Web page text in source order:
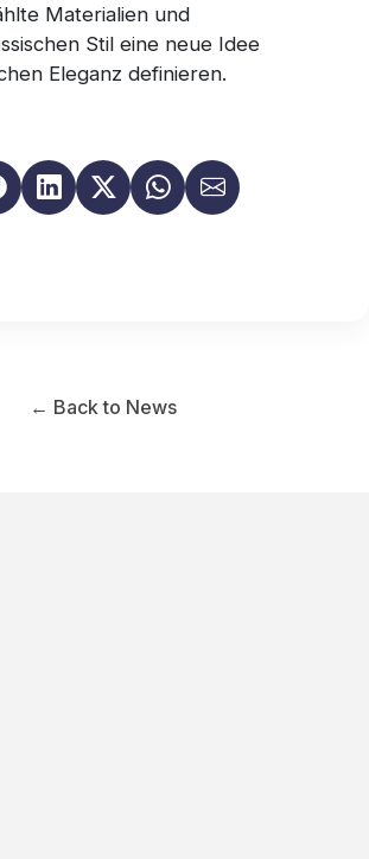
Materialien und
Stil eine neue Idee
Eleganz definieren.
← Back to News